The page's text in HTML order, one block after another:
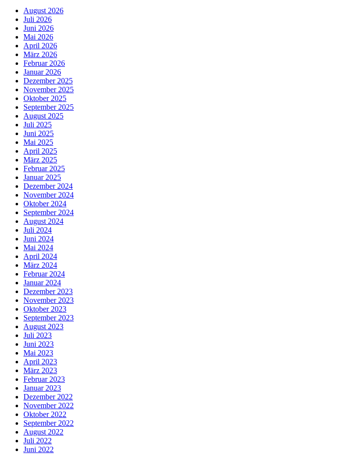
August 2026
Juli 2026
Juni 2026
Mai 2026
April 2026
März 2026
Februar 2026
Januar 2026
Dezember 2025
November 2025
Oktober 2025
September 2025
August 2025
Juli 2025
Juni 2025
Mai 2025
April 2025
März 2025
Februar 2025
Januar 2025
Dezember 2024
November 2024
Oktober 2024
September 2024
August 2024
Juli 2024
Juni 2024
Mai 2024
April 2024
März 2024
Februar 2024
Januar 2024
Dezember 2023
November 2023
Oktober 2023
September 2023
August 2023
Juli 2023
Juni 2023
Mai 2023
April 2023
März 2023
Februar 2023
Januar 2023
Dezember 2022
November 2022
Oktober 2022
September 2022
August 2022
Juli 2022
Juni 2022